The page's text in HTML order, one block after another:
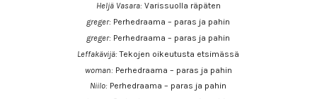
Heljä Vasara: Varissuolla räpäten
greger: Perhedraama – paras ja pahin
greger: Perhedraama – paras ja pahin
Leffakävijä:Tekojen oikeutusta etsimässä
woman: Perhedraama – paras ja pahin
Niilo: Perhedraama – paras ja pahin